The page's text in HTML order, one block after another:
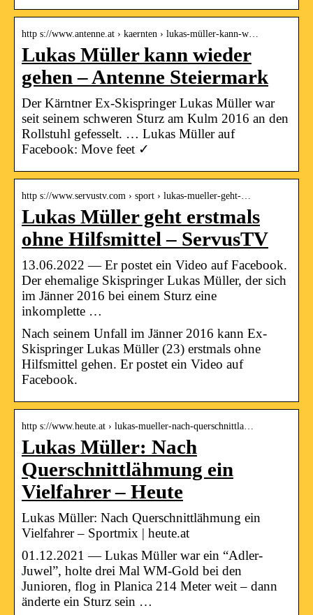
http s://www.antenne.at › kaernten › lukas-müller-kann-w…
Lukas Müller kann wieder
gehen – Antenne Steiermark
Der Kärntner Ex-Skispringer Lukas Müller war
seit seinem schweren Sturz am Kulm 2016 an den
Rollstuhl gefesselt. … Lukas Müller auf
Facebook: Move feet ✓
http s://www.servustv.com › sport › lukas-mueller-geht-…
Lukas Müller geht erstmals
ohne Hilfsmittel – ServusTV
13.06.2022 — Er postet ein Video auf Facebook.
Der ehemalige Skispringer Lukas Müller, der sich
im Jänner 2016 bei einem Sturz eine
inkomplette …
Nach seinem Unfall im Jänner 2016 kann Ex-
Skispringer Lukas Müller (23) erstmals ohne
Hilfsmittel gehen. Er postet ein Video auf
Facebook.
http s://www.heute.at › lukas-mueller-nach-querschnittla…
Lukas Müller: Nach
Querschnittlähmung ein
Vielfahrer – Heute
Lukas Müller: Nach Querschnittlähmung ein
Vielfahrer – Sportmix | heute.at
01.12.2021 — Lukas Müller war ein “Adler-
Juwel”, holte drei Mal WM-Gold bei den
Junioren, flog in Planica 214 Meter weit – dann
änderte ein Sturz sein …